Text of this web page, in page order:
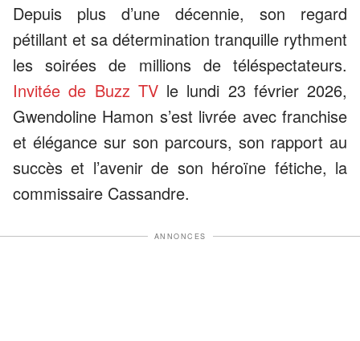
Depuis plus d’une décennie, son regard
pétillant et sa détermination tranquille rythment
les soirées de millions de téléspectateurs.
Invitée de Buzz TVle lundi 23 février 2026,
Gwendoline Hamon s’est livrée avec franchise
et élégance sur son parcours, son rapport au
succès et l’avenir de son héroïne fétiche, la
commissaire Cassandre.
ANNONCES